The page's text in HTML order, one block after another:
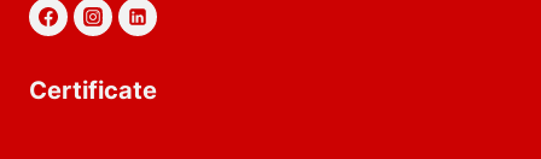
Certificate